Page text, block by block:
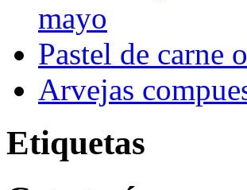
mayo
Pastel de carne
Arvejas
Etiquetas